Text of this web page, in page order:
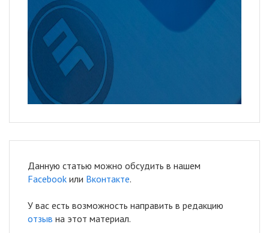
Данную статью можно обсудить в нашем
Facebook или Вконтакте.
У вас есть возможность направить в редакцию
отзыв на этот материал.